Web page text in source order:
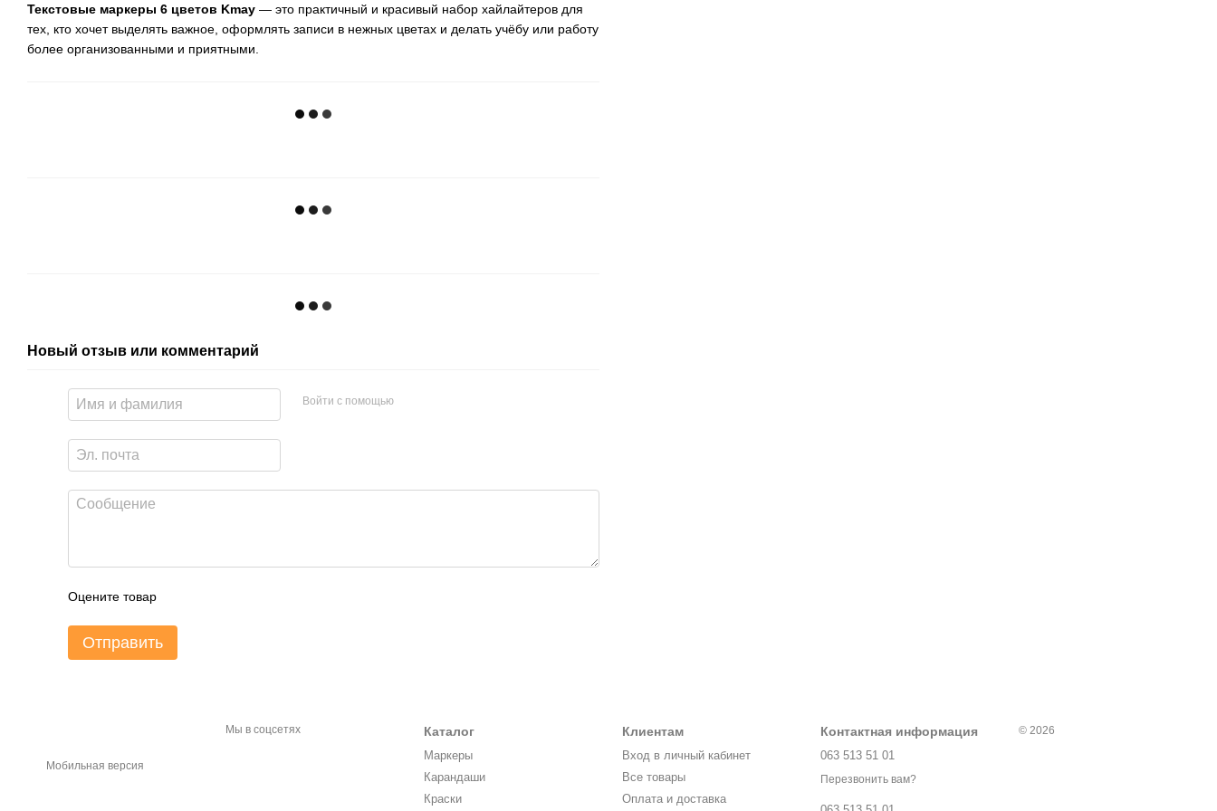
Текстовые маркеры 6 цветов Kmay — это практичный и красивый набор хайлайтеров для
тех, кто хочет выделять важное, оформлять записи в нежных цветах и делать учёбу или работу
более организованными и приятными.
Новый отзыв или комментарий
Войти с помощью
Оцените товар
Отправить
Мобильная версия
Мы в соцсетях Каталог
Маркеры
Карандаши
Краски
Клиентам
Вход в личный кабинет
Все товары
Оплата и доставка
Контактная информация
063 513 51 01
Перезвонить вам?
© 2026